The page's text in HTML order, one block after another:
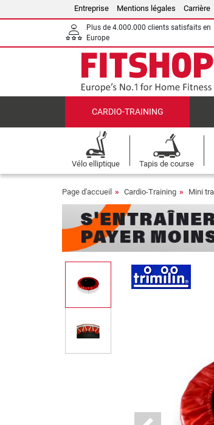
Entreprise Mentions légales Carrière
Plus de 4.000.000 clients satisfaits en
Europe
CARDIO-TRAINING
Vélo elliptique Tapis de course
Page d'accueil Cardio-Training Mini